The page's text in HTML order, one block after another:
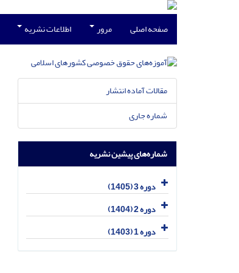
صفحه اصلی مرور اطلاعات نشریه
مقالات آماده انتشار
شماره جاری
شماره‌های پیشین نشریه
دوره 3 (1405)
دوره 2 (1404)
دوره 1 (1403)